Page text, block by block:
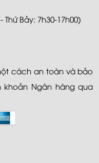
Thứ Bảy: 7h30-17h00)
cách an toàn và bảo
Ngân hàng qua